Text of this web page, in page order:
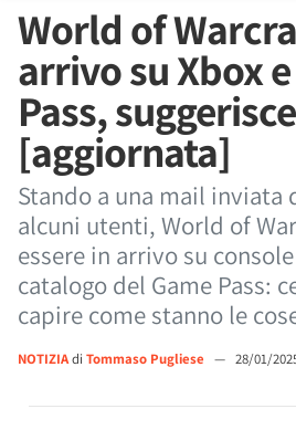
World of
arrivo su Xbox
Pass,
[aggiornata]
Stando a una mail inviata
alcuni utenti, World of
essere in arrivo su
catalogo del Game Pass:
capire come stanno le
NOTIZIAdi Tommaso Pugliese — 28/01/